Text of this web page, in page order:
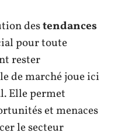
destendances
pour toute
rester
de marché joue ici
Elle permet
et menaces
le secteur